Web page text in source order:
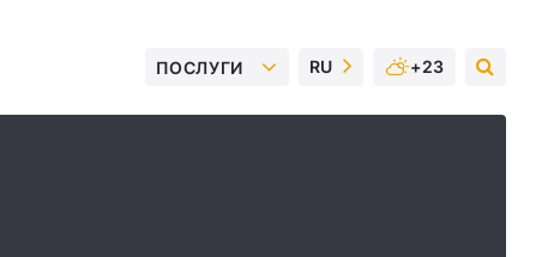
ПОСЛУГИ RU +23